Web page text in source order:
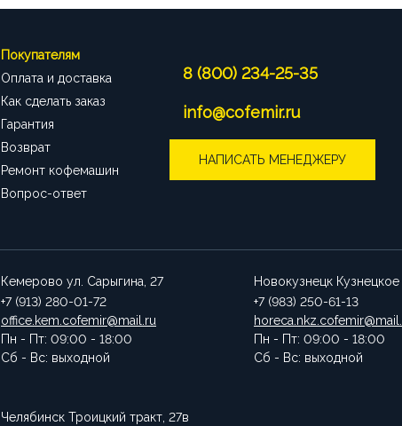
Покупателям
Оплата и доставка
Как сделать заказ
Гарантия
Возврат
Ремонт кофемашин
Вопрос-ответ
8 (800) 234-25-35
info@cofemir.ru
НАПИСАТЬ МЕНЕДЖЕРУ
Кемерово ул. Сарыгина, 27
+7 (913) 280-01-72
office.kem.cofemir@mail.ru
Пн - Пт: 09:00 - 18:00
Сб - Вс: выходной
Новокузнецк
+7 (983) 250-61-13
Пн - Пт: 09:00 - 18:00
Сб - Вс: выходной
Челябинск Троицкий тракт, 27в